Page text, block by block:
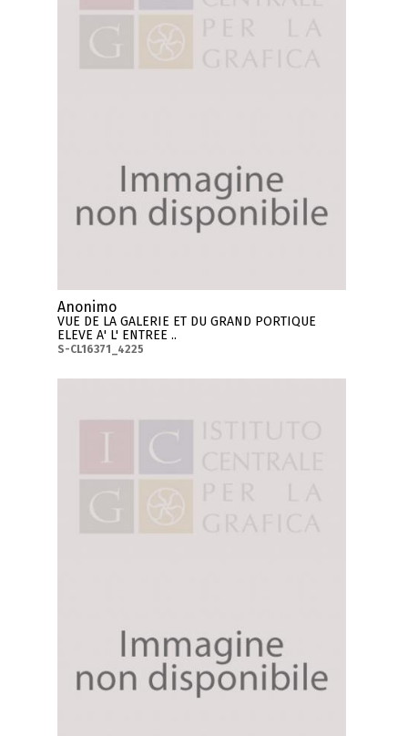
Anonimo
VUE DE LA GALERIE ET DU GRAND PORTIQUE
ELEVE A' L' ENTREE ..
S-CL16371_4225